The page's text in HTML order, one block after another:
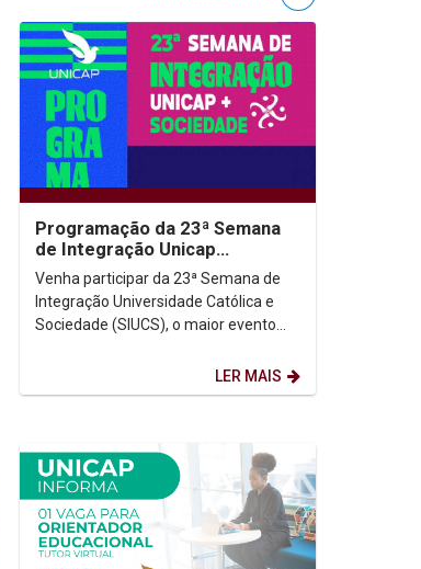
Programação da 23ª Semana
de Integração Unicap
Sociedade
Venha participar da 23ª Semana de
Integração Universidade Católica e
Sociedade (SIUCS), o maior evento
LER MAIS